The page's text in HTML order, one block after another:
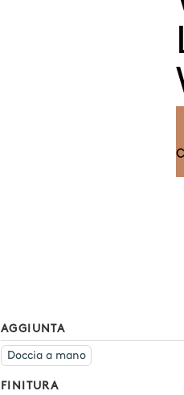
AGGIUNTA
Doccia a mano
FINITURA